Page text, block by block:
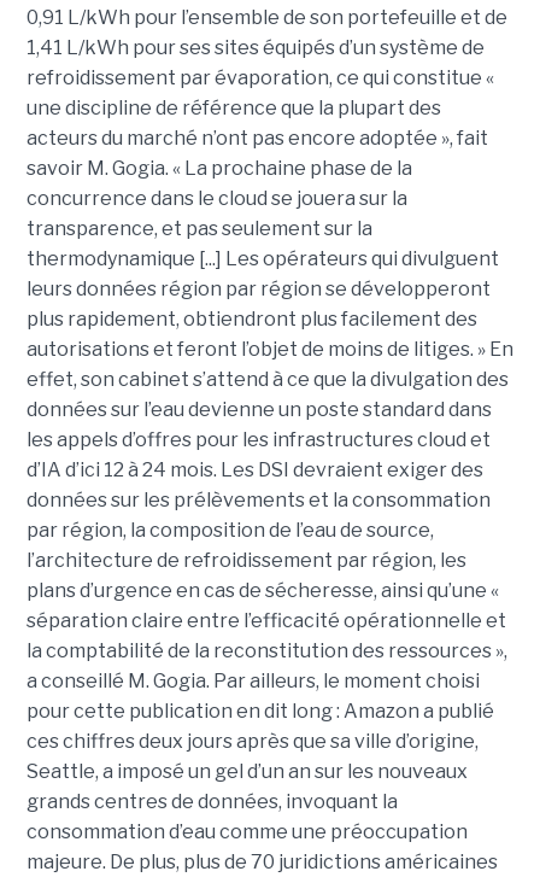
0,91 L/kWh pour l’ensemble de son portefeuille et de
1,41 L/kWh pour ses sites équipés d’un système de
refroidissement par évaporation, ce qui constitue «
une discipline de référence que la plupart des
acteurs du marché n’ont pas encore adoptée », fait
savoir M. Gogia. « La prochaine phase de la
concurrence dans le cloud se jouera sur la
transparence, et pas seulement sur la
thermodynamique [...] Les opérateurs qui divulguent
leurs données région par région se développeront
plus rapidement, obtiendront plus facilement des
autorisations et feront l’objet de moins de litiges. » En
effet, son cabinet s’attend à ce que la divulgation des
données sur l’eau devienne un poste standard dans
les appels d’offres pour les infrastructures cloud et
d’IA d’ici 12 à 24 mois. Les DSI devraient exiger des
données sur les prélèvements et la consommation
par région, la composition de l’eau de source,
l’architecture de refroidissement par région, les
plans d’urgence en cas de sécheresse, ainsi qu’une «
séparation claire entre l’efficacité opérationnelle et
la comptabilité de la reconstitution des ressources »,
a conseillé M. Gogia. Par ailleurs, le moment choisi
pour cette publication en dit long : Amazon a publié
ces chiffres deux jours après que sa ville d’origine,
Seattle, a imposé un gel d’un an sur les nouveaux
grands centres de données, invoquant la
consommation d’eau comme une préoccupation
majeure. De plus, plus de 70 juridictions américaines